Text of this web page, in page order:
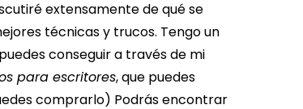
extensamente de qué se
técnicas y trucos. Tengo un
conseguir a través de mi
para escritores, que puedes
comprarlo) Podrás encontrar